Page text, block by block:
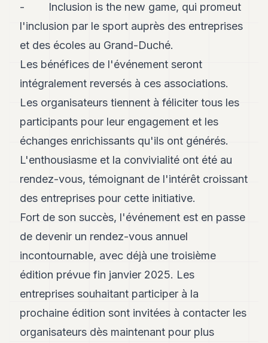
ASSURANCE
POLITIQUE
IMMOBILIER
EQUITY
JURIDIQUE
ENTREPRISES
ASSOCIATIONS
S'ABONNER
FR
- Inclusion is the new game, qui promeut
l'inclusion par le sport auprès des entreprises
et des écoles au Grand-Duché.
Les bénéfices de l'événement seront
intégralement reversés à ces associations.
Les organisateurs tiennent à féliciter tous les
participants pour leur engagement et les
échanges enrichissants qu'ils ont générés.
L'enthousiasme et la convivialité ont été au
rendez-vous, témoignant de l'intérêt croissant
des entreprises pour cette initiative.
Fort de son succès, l'événement est en passe
de devenir un rendez-vous annuel
incontournable, avec déjà une troisième
édition prévue fin janvier 2025. Les
entreprises souhaitant participer à la
prochaine édition sont invitées à contacter les
organisateurs dès maintenant pour plus